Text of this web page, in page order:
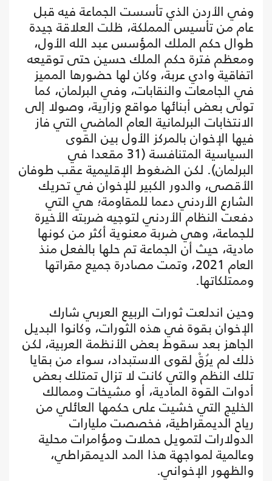
وفي الأردن الذي تأسست الجماعة فيه قبل
عام من تأسيس المملكة، ظلت العلاقة جيدة
طوال حكم الملك المؤسس عبد الله الأول،
ومعظم فترة حكم الملك حسين حتى توقيعه
اتفاقية وادي عربة، وكان لها حضورها المميز
في الجامعات والنقابات، وفي البرلمان، كما
تولى بعض أبنائها مواقع وزارية، وصولا إلى
الانتخابات البرلمانية العام الماضي التي فاز
فيها الإخوان بالمركز الأول بين القوى
السياسية المتنافسة (31 مقعدا في
البرلمان). لكن الضغوط الإقليمية عقب طوفان
الأقصى، والدور الكبير للإخوان في تحريك
الشارع الأردني دعما للمقاومة؛ هي التي
دفعت النظام الأردني لتوجيه ضربته الأخيرة
للجماعة، وهي ضربة معنوية أكثر من كونها
مادية، حيث أن الجماعة تم حلها بالفعل منذ
العام 2021، وتمت مصادرة جميع مقراتها
وممتلكاتها.
وحين اندلعت ثورات الربيع العربي شارك
الإخوان بقوة في هذه الثورات، وكانوا البديل
الجاهز بعد سقوط بعض الأنظمة العربية، لكن
ذلك لم يرُقْ لقوى الاستبداد، سواء من بقايا
تلك النظم والتي كانت لا تزال تمتلك بعض
أدوات القوة المادية، أو مشيخات وممالك
الخليج التي خشيت على حكمها العائلي من
رياح الديمقراطية، فخصصت مليارات
الدولارات لتمويل حملات ومؤامرات محلية
وعالمية لمواجهة هذا المد الديمقراطي،
والظهور الإخواني.